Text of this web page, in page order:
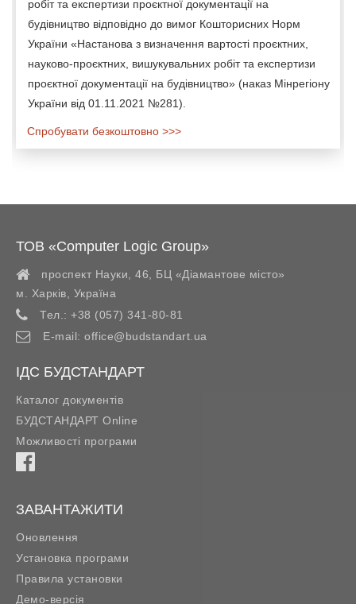
робіт та експертизи проєктної документації на
будівництво відповідно до вимог Кошторисних Норм
України «Настанова з визначення вартості проєктних,
науково-проєктних, вишукувальних робіт та експертизи
проєктної документації на будівництво» (наказ Мінрегіону
України від 01.11.2021 №281).
Спробувати безкоштовно >>>
ТОВ «Computer Logic Group»
проспект Науки, 46, БЦ «Діамантове місто»
м. Харків
Україна
Тел.: +38 (057) 341-80-81
E-mail: office@budstandart.ua
ІДС БУДСТАНДАРТ
Каталог документів
БУДСТАНДАРТ Online
Можливості програми
ЗАВАНТАЖИТИ
Оновлення
Установка програми
Правила установки
Демо-версія